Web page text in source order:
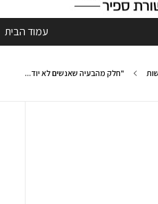
עמוד הבית
"חלק מהבעיה שאנשים לא יוד...